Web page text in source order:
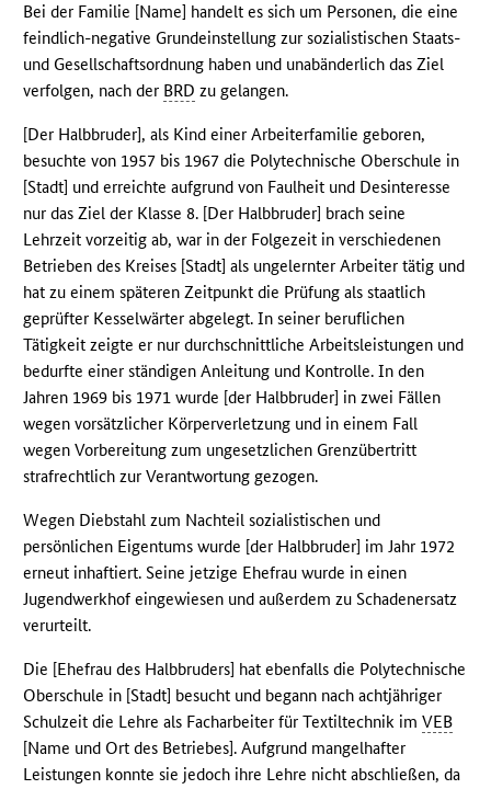
Bei der Familie [Name] handelt es sich um Personen, die eine
feindlich-negative Grundeinstellung zur sozialistischen Staats-
und Gesellschaftsordnung haben und unabänderlich das Ziel
verfolgen, nach der BRD zu gelangen.
[Der Halbbruder], als Kind einer Arbeiterfamilie geboren,
besuchte von 1957 bis 1967 die Polytechnische Oberschule in
[Stadt] und erreichte aufgrund von Faulheit und Desinteresse
nur das Ziel der Klasse 8. [Der Halbbruder] brach seine
Lehrzeit vorzeitig ab, war in der Folgezeit in verschiedenen
Betrieben des Kreises [Stadt] als ungelernter Arbeiter tätig und
hat zu einem späteren Zeitpunkt die Prüfung als staatlich
geprüfter Kesselwärter abgelegt. In seiner beruflichen
Tätigkeit zeigte er nur durchschnittliche Arbeitsleistungen und
bedurfte einer ständigen Anleitung und Kontrolle. In den
Jahren 1969 bis 1971 wurde [der Halbbruder] in zwei Fällen
wegen vorsätzlicher Körperverletzung und in einem Fall
wegen Vorbereitung zum ungesetzlichen Grenzübertritt
strafrechtlich zur Verantwortung gezogen.
Wegen Diebstahl zum Nachteil sozialistischen und
persönlichen Eigentums wurde [der Halbbruder] im Jahr 1972
erneut inhaftiert. Seine jetzige Ehefrau wurde in einen
Jugendwerkhof eingewiesen und außerdem zu Schadenersatz
verurteilt.
Die [Ehefrau des Halbbruders] hat ebenfalls die Polytechnische
Oberschule in [Stadt] besucht und begann nach achtjähriger
Schulzeit die Lehre als Facharbeiter für Textiltechnik imVEB
[Name und Ort des Betriebes]. Aufgrund mangelhafter
Leistungen konnte sie jedoch ihre Lehre nicht abschließen, da